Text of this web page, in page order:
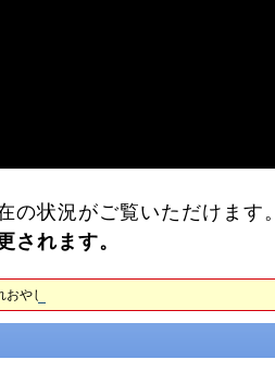
状況がご覧いただけます。
されます。